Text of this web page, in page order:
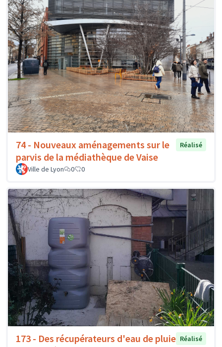
74 - Nouveaux aménagements sur le
parvis de la médiathèque de Vaise
Réalisé
Ville de Lyon 0 0
173 - Des récupérateurs d'eau de pluie Réalisé